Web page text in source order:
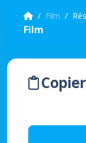
Film
Film